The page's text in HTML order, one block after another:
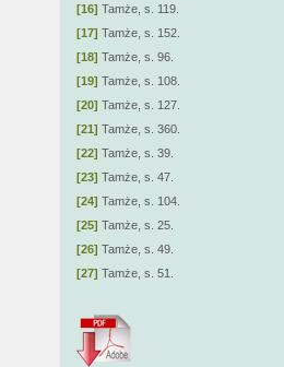
[16] Tamże, s. 119.
[17] Tamże, s. 152.
[18] Tamże, s. 96.
[19] Tamże, s. 108.
[20] Tamże, s. 127.
[21] Tamże, s. 360.
[22] Tamże, s. 39.
[23] Tamże, s. 47.
[24] Tamże, s. 104.
[25] Tamże, s. 25.
[26] Tamże, s. 49.
[27] Tamże, s. 51.